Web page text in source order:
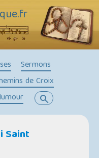
Sermons
de Croix
search
Saint